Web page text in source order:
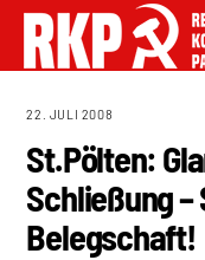
22. JULI 2008
St.Pölten:
Schließung
Belegschaft!